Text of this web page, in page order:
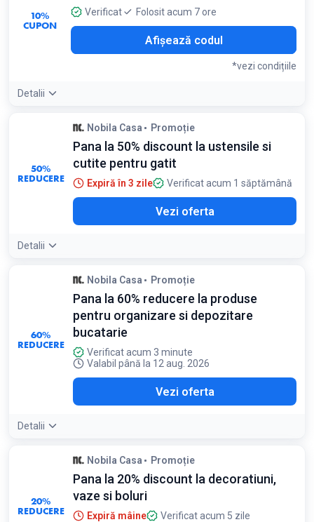
10%
CUPON
Verificat Folosit acum 7 ore
Afișează codul
*vezi condițiile
Detalii
Discountul nu se cumuleaza cu alte promoții sau reduceri și
se aplică în limita stocului disponibil
50%
REDUCERE
Nobila Casa Promoție
Pana la 50% discount la ustensile si
cutite pentru gatit
Expiră în 3 zile Verificat acum 1 săptămână
Vezi oferta
Detalii
60%
REDUCERE
Nobila Casa Promoție
Pana la 60% reducere la produse
pentru organizare si depozitare
bucatarie
Verificat acum 3 minute
Valabil până la 12 aug. 2026
Vezi oferta
Detalii
20%
REDUCERE
Nobila Casa Promoție
Pana la 20% discount la decoratiuni,
vaze si boluri
Expiră mâine Verificat acum 5 zile